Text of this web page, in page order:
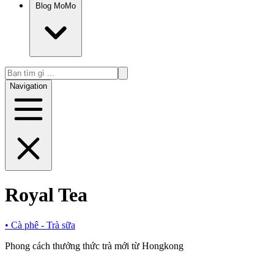
Blog MoMo
Navigation
Royal Tea
• Cà phê - Trà sữa
Phong cách thưởng thức trà mới từ Hongkong